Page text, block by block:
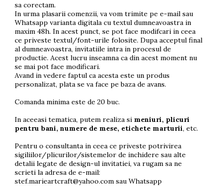
sa corectam.
In urma plasarii comenzii, va vom trimite pe e-mail sau
Whatsapp varianta digitala cu textul dumneavoastra in
maxim 48h. In acest punct, se pot face modifcari in ceea
ce priveste textul/font-urile folosite. Dupa acceptul final
al dumneavoastra, invitatiile intra in procesul de
productie. Acest lucru inseamna ca din acest moment nu
se mai pot face modificari.
Avand in vedere faptul ca acesta este un produs
personalizat, plata se va face pe baza de avans.
Comanda minima este de 20 buc.
In aceeasi tematica, putem realiza si meniuri, plicuri
pentru bani, numere de mese, etichete marturii, etc.
Pentru o consultanta in ceea ce priveste potrivirea
sigiliilor/plicurilor/sistemelor de inchidere sau alte
detalii legate de design-ul invitatiei, va rugam sa ne
scrieti la adresa de e-mail:
stef.marieartcraft@yahoo.com sau Whatsapp